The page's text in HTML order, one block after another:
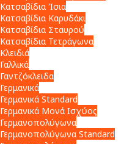
Κατσαβίδια Ίσια
Κατσαβίδια Καρυδάκι
Κατσαβίδια Σταυρού
Κατσαβίδια Τετράγωνα
Κλειδιά
Γαλλικά
Γαντζόκλειδα
Γερμανικά
Γερμανικά Standard
Γερμανικά Μονά Ισχύος
Γερμανοπολύγωνα
Γερμανοπολύγωνα Standard